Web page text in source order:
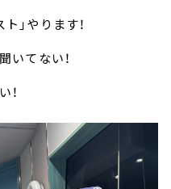
」やります！
いてない！
！